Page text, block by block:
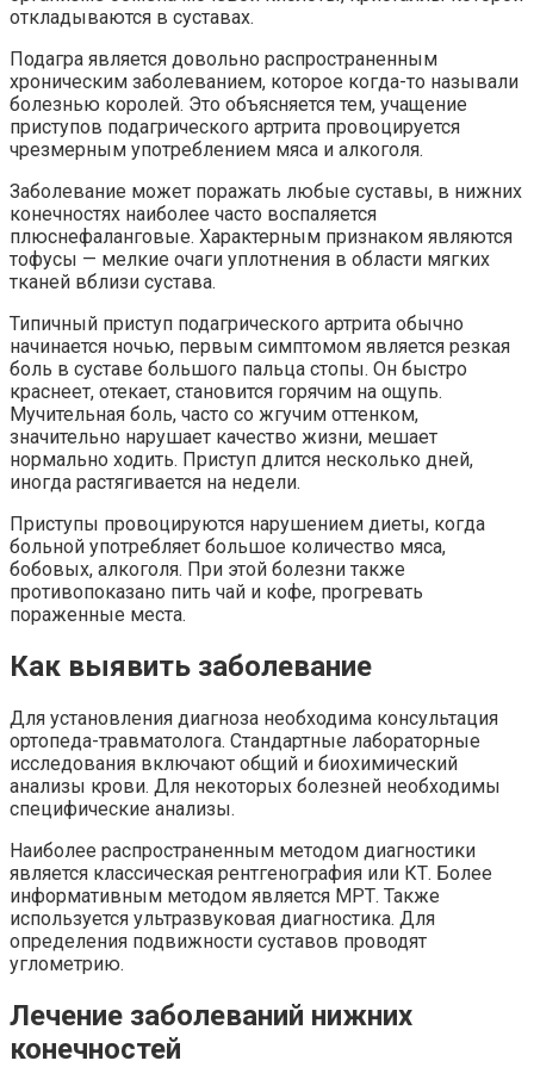
откладываются в суставах.
Подагра является довольно распространенным
хроническим заболеванием, которое когда-то называли
болезнью королей. Это объясняется тем, учащение
приступов подагрического артрита провоцируется
чрезмерным употреблением мяса и алкоголя.
Заболевание может поражать любые суставы, в нижних
конечностях наиболее часто воспаляется
плюснефаланговые. Характерным признаком являются
тофусы — мелкие очаги уплотнения в области мягких
тканей вблизи сустава.
Типичный приступ подагрического артрита обычно
начинается ночью, первым симптомом является резкая
боль в суставе большого пальца стопы. Он быстро
краснеет, отекает, становится горячим на ощупь.
Мучительная боль, часто со жгучим оттенком,
значительно нарушает качество жизни, мешает
нормально ходить. Приступ длится несколько дней,
иногда растягивается на недели.
Приступы провоцируются нарушением диеты, когда
больной употребляет большое количество мяса,
бобовых, алкоголя. При этой болезни также
противопоказано пить чай и кофе, прогревать
пораженные места.
Как выявить заболевание
Для установления диагноза необходима консультация
ортопеда-травматолога. Стандартные лабораторные
исследования включают общий и биохимический
анализы крови. Для некоторых болезней необходимы
специфические анализы.
Наиболее распространенным методом диагностики
является классическая рентгенография или КТ. Более
информативным методом является МРТ. Также
используется ультразвуковая диагностика. Для
определения подвижности суставов проводят
углометрию.
Лечение заболеваний нижних
конечностей